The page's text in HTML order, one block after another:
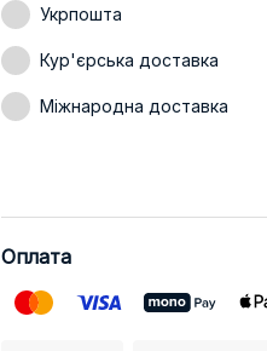
Укрпошта
Кур'єрська доставка
Міжнародна доставка
Оплата